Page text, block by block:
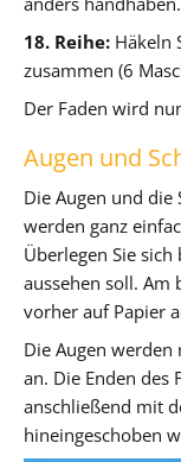
18. Reihe: Häkeln
zusammen (6
Der Faden wird
Augen und
Die Augen und die
werden ganz
Überlegen Sie
aussehen soll. Am
vorher auf Papier
Die Augen werden
an. Die Enden des
anschließend mit
hineingeschoben